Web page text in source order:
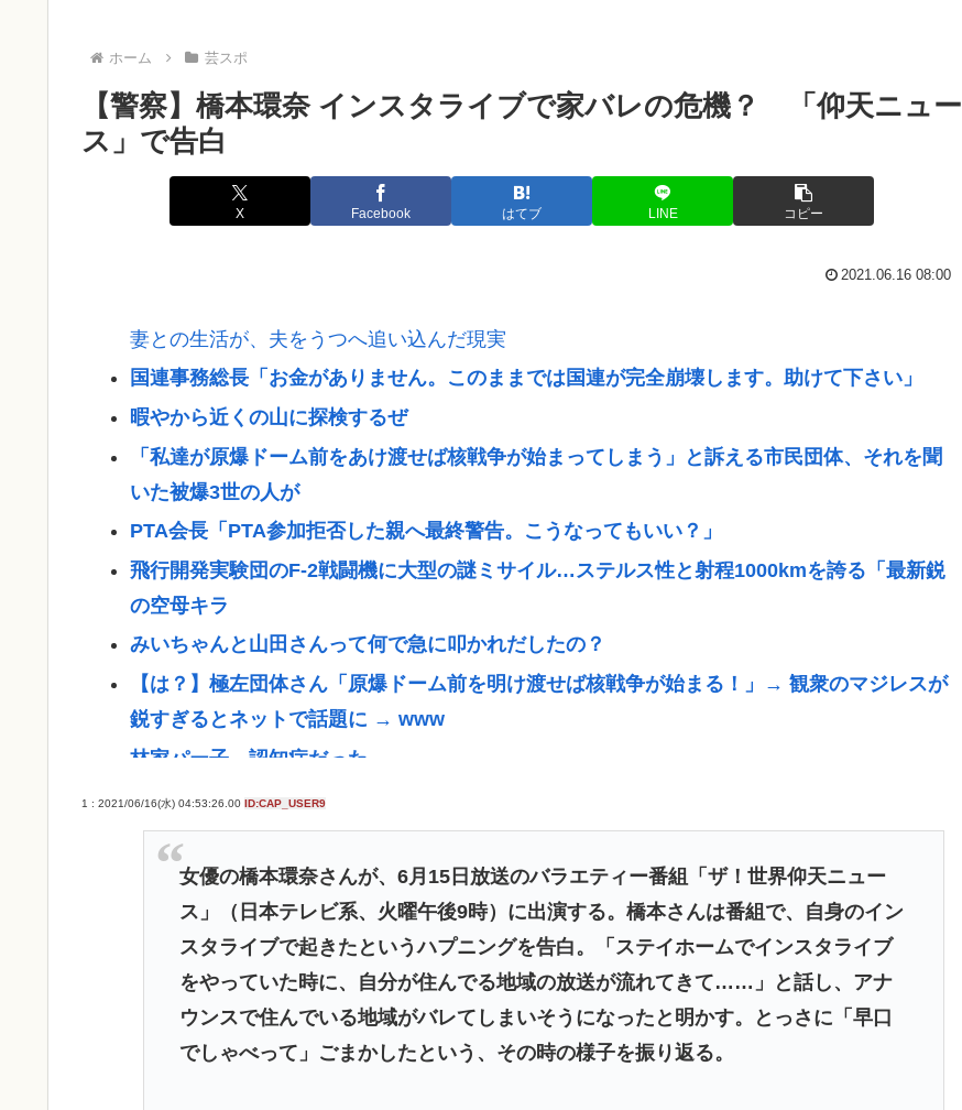
ホーム 芸スポ
【警察】橋本環奈 インスタライブで家バレの危機？ 「仰天ニュー
ス」で告白
X Facebook はてブ LINE コピー
2021.06.16 08:00
妻との生活が、夫をうつへ追い込んだ現実
国連事務総長「お金がありません。このままでは国連が完全崩壊します。助けて下さい」
暇やから近くの山に探検するぜ
「私達が原爆ドーム前をあけ渡せば核戦争が始まってしまう」と訴える市民団体、それを聞
いた被爆3世の人が
PTA会長「PTA参加拒否した親へ最終警告。こうなってもいい？」
飛行開発実験団のF-2戦闘機に大型の謎ミサイル…ステルス性と射程1000kmを誇る「最新鋭
の空母キラ
みいちゃんと山田さんって何で急に叩かれだしたの？
【は？】極左団体さん「原爆ドーム前を明け渡せば核戦争が始まる！」→ 観衆のマジレスが
鋭すぎるとネットで話題に → www
林家パー子、認知症だった
飯塚幸三って人の時の騒ぎ酷かったな。微罪で逃亡の恐れがないなら逮捕されないって常識
も知らんし
【悲報】日本さん、いよいよ本格的に壊れるwww
JAWSを超えるパニック映画あるんか？
トルコ、イラン、パキスタンの大同盟成立で、中東で孤立するイランは滅亡不可避な情勢へ
英名門大学最年少の黒人教授が辞任 論文盗作疑惑には必殺「人種差別ガー」で反撃
弁護士「オタクの献血は『女性の体内に自分の体液を入れる』のが目的。場合によっては不
1 : 2021/06/16(水) 04:53:26.00 ID:CAP_USER9
女優の橋本環奈さんが、6月15日放送のバラエティー番組「ザ！世界仰天ニュー
ス」（日本テレビ系、火曜午後9時）に出演する。橋本さんは番組で、自身のイン
スタライブで起きたというハプニングを告白。「ステイホームでインスタライブ
をやっていた時に、自分が住んでる地域の放送が流れてきて……」と話し、アナ
ウンスで住んでいる地域がバレてしまいそうになったと明かす。とっさに「早口
でしゃべって」ごまかしたという、その時の様子を振り返る。